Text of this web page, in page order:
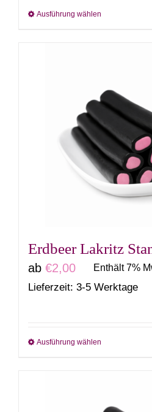
Ausführung wählen
Varianten
auf.
Die
Optionen
können
auf
der
werden
Erdbeer Lakritz
ab €2,00 Enthält 7%
Lieferzeit: 3-5 Werktage
Ausführung wählen